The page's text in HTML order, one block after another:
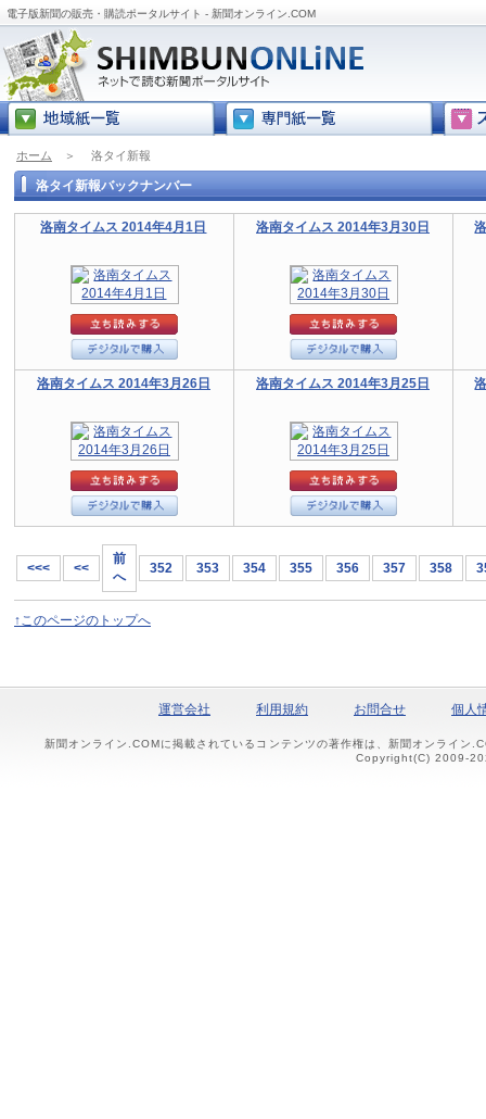
電子版新聞の販売・購読ポータルサイト - 新聞オンライン.COM
ホーム ＞ 洛タイ新報
洛タイ新報バックナンバー
洛南タイムス 2014年4月1日 洛南タイムス 2014年3月30日
洛南タイムス 2014年3月26日 洛南タイムス 2014年3月25日
<<< <<
前
へ
352 353 354 355 356 357 358
↑このページのトップへ
運営会社 利用規約 お問合せ 個人
新聞オンライン.COMに掲載されているコンテンツの著作権は、新聞オンライン
Copyright(C) 2009-